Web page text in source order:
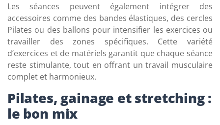
Les séances peuvent également intégrer des
accessoires comme des bandes élastiques, des cercles
Pilates ou des ballons pour intensifier les exercices ou
travailler des zones spécifiques. Cette variété
d’exercices et de matériels garantit que chaque séance
reste stimulante, tout en offrant un travail musculaire
complet et harmonieux.
Pilates, gainage et stretching :
le bon mix